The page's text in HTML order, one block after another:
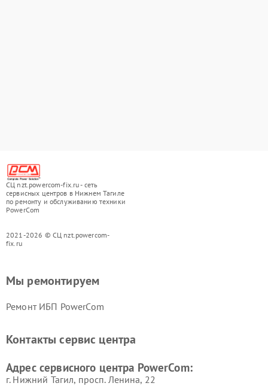
СЦ nzt.powercom-fix.ru - сеть
сервисных центров в Нижнем Тагиле
по ремонту и обслуживанию техники
PowerCom
2021-2026 © СЦ nzt.powercom-
fix.ru
Мы ремонтируем
Ремонт ИБП PowerCom
Контакты сервис центра
Адрес сервисного центра PowerCom:
г. Нижний Тагил, просп. Ленина, 22